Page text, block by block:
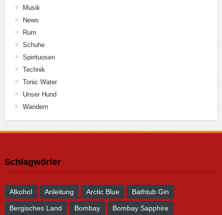
Musik
News
Rum
Schuhe
Spirituosen
Technik
Tonic Water
Unser Hund
Wandern
Schlagwörter
Alkohol Anleitung Arctic Blue Bathtub Gin
Bergisches Land Bombay Bombay Sapphire